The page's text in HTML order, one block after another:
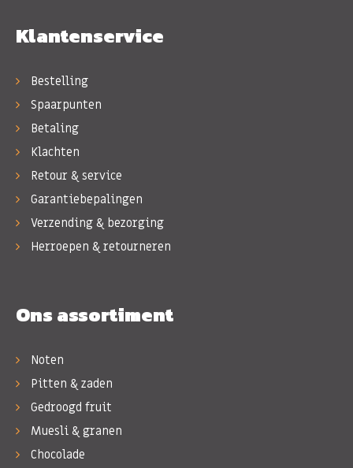
Klantenservice
Bestelling
Spaarpunten
Betaling
Klachten
Retour & service
Garantiebepalingen
Verzending & bezorging
Herroepen & retourneren
Ons assortiment
Noten
Pitten & zaden
Gedroogd fruit
Muesli & granen
Chocolade